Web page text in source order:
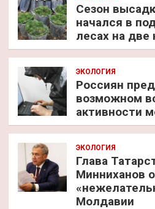
Сезон
начался в
лесах на
ЭКОЛОГИЯ
Россиян
возможном
активности
ЭКОЛОГИЯ
Глава
Минниханов
Молдавии